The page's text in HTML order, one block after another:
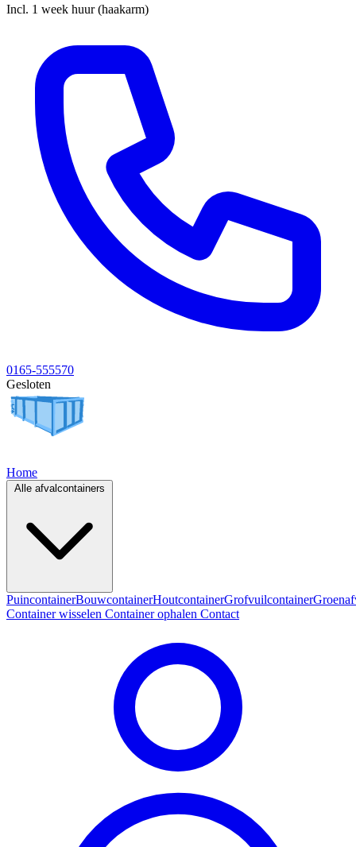
Incl. 1 week huur (haakarm)
0165-555570
Gesloten
Home
PuincontainerBouwcontainerHoutcontainerGrofvuilcontainer
Container wisselen Container ophalen Contact